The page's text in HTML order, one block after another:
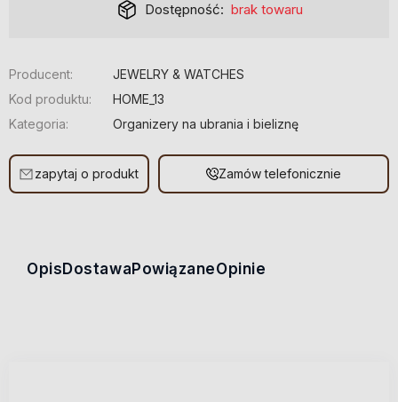
Dostępność: brak towaru
Producent:
JEWELRY & WATCHES
Kod produktu:
HOME_13
Kategoria:
Organizery na ubrania i bieliznę
zapytaj o produkt Zamów telefonicznie
Opis Dostawa PowiązaneOpinie